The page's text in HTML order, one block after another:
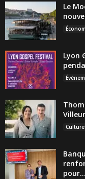
Le
Lyon
Culture
pour...